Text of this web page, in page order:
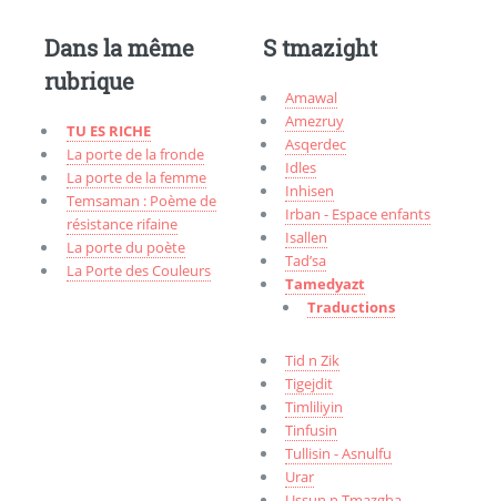
Dans la même
rubrique
TU ES RICHE
La porte de la fronde
La porte de la femme
Temsaman : Poème de
résistance rifaine
La porte du poète
La Porte des Couleurs
S tmazight
Amawal
Amezruy
Asqerdec
Idles
Inhisen
Irban - Espace enfants
Isallen
Tad’sa
Tamedyazt
Traductions
Tid n Zik
Tigejdit
Timliliyin
Tinfusin
Tullisin - Asnulfu
Urar